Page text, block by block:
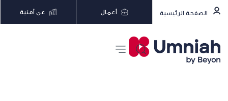
الصفحة الرئيسية أعمال عن أمنية